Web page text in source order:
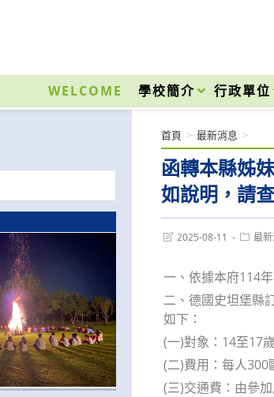
WELCOME 學校簡介 行政單
函轉本縣姊
如說明，請
首頁 > 最新消息 >
Post2025-08-11
Post最
一、依據本府114
二、德國史坦堡縣
如下：
(一)對象：14至17
(二)費用：每人300
(三)交通費：由參